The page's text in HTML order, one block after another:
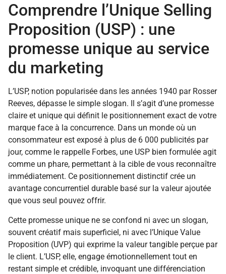
Comprendre l’Unique Selling
Proposition (USP) : une
promesse unique au service
du marketing
L’USP, notion popularisée dans les années 1940 par Rosser
Reeves, dépasse le simple slogan. Il s’agit d’une promesse
claire et unique qui définit le positionnement exact de votre
marque face à la concurrence. Dans un monde où un
consommateur est exposé à plus de 6 000 publicités par
jour, comme le rappelle Forbes, une USP bien formulée agit
comme un phare, permettant à la cible de vous reconnaître
immédiatement. Ce positionnement distinctif crée un
avantage concurrentiel durable basé sur la valeur ajoutée
que vous seul pouvez offrir.
Cette promesse unique ne se confond ni avec un slogan,
souvent créatif mais superficiel, ni avec l’Unique Value
Proposition (UVP) qui exprime la valeur tangible perçue par
le client. L’USP, elle, engage émotionnellement tout en
restant simple et crédible, invoquant une différenciation